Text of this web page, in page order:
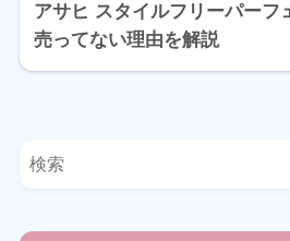
アサヒ スタイルフリーパーフ
売ってない理由を解説